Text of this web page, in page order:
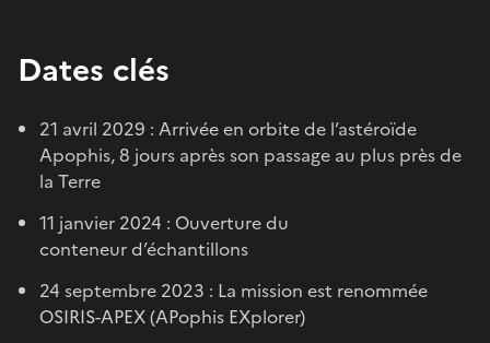
Dates clés
21 avril 2029 : Arrivée en orbite de l’astéroïde
Apophis, 8 jours après son passage au plus près de
la Terre
11 janvier 2024 : Ouverture du
conteneur d’échantillons
24 septembre 2023 : La mission est renommée
OSIRIS-APEX (APophis EXplorer)